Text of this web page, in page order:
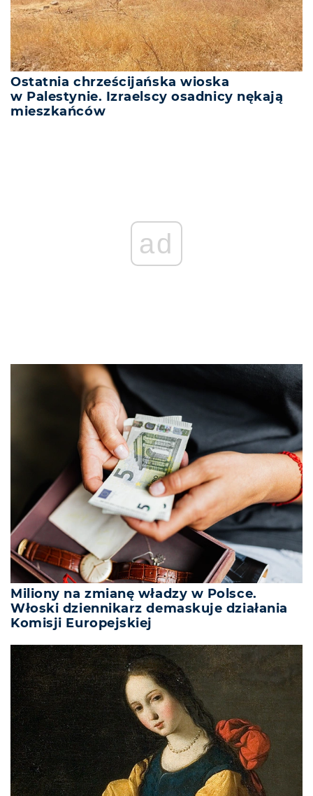
Ostatnia chrześcijańska wioska
w Palestynie. Izraelscy osadnicy nękają
mieszkańców
ad
Miliony na zmianę władzy w Polsce.
Włoski dziennikarz demaskuje działania
Komisji Europejskiej